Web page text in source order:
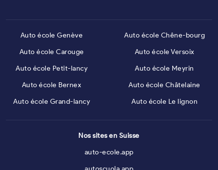
Auto école Genève
Auto école Carouge
Auto école Petit-lancy
Auto école Bernex
Auto école Grand-lancy
Auto école Chêne-bourg
Auto école Versoix
Auto école Meyrin
Auto école Châtelaine
Auto école Le lignon
Nos sites en Suisse
auto-ecole.app